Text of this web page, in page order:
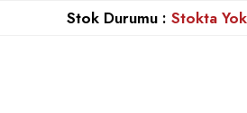
Stok Durumu : Stokta Yok